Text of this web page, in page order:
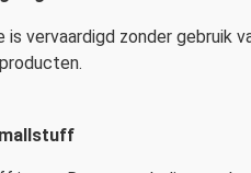
is vervaardigd zonder